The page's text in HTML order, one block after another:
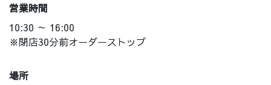
営業時間
10:30 ～ 16:00
※閉店30分前オーダーストップ
場所